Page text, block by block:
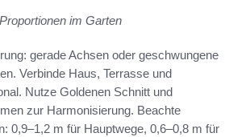
im Garten
gerade Achsen oder geschwungene
Verbinde Haus, Terrasse und
Nutze Goldenen Schnitt und
zur Harmonisierung. Beachte
0,9–1,2 m für Hauptwege, 0,6–0,8 m für